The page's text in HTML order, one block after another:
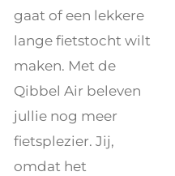
gaat of een lekkere
lange fietstocht wilt
maken. Met de
Qibbel Air beleven
jullie nog meer
fietsplezier. Jij,
omdat het